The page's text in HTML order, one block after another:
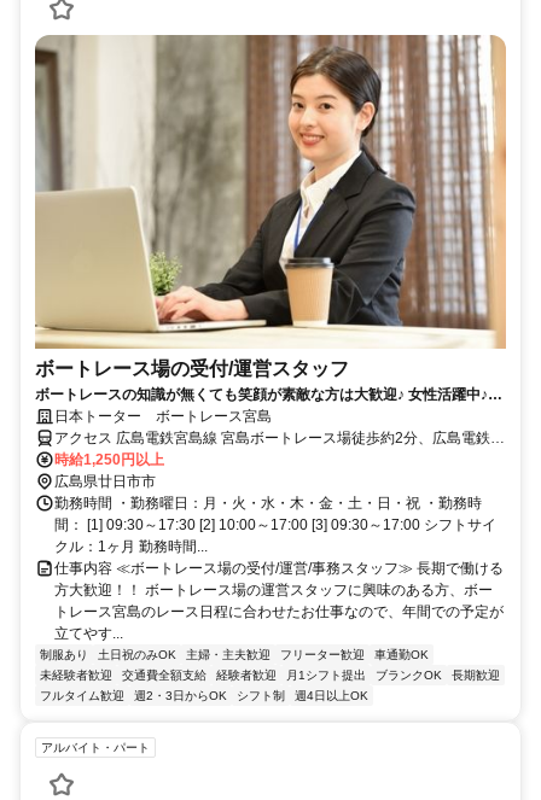
ボートレース場の受付/運営スタッフ
ボートレースの知識が無くても笑顔が素敵な方は大歓迎♪ 女性活躍中♪時
給アップで大幅スタッフ募集中！！【ご応募はWebのみ受け付けていま
す。】
日本トーター ボートレース宮島
アクセス 広島電鉄宮島線 宮島ボートレース場徒歩約2分、広島電鉄宮
島線 広電宮島口徒歩約6分、ＪＲ山陽本線 宮島口（山陽本線）徒歩約
7分
時給1,250円以上
広島県廿日市市
勤務時間 ・勤務曜日：月・火・水・木・金・土・日・祝 ・勤務時
間： [1] 09:30～17:30 [2] 10:00～17:00 [3] 09:30～17:00 シフトサイ
クル：1ヶ月 勤務時間...
仕事内容 ≪ボートレース場の受付/運営/事務スタッフ≫ 長期で働ける
方大歓迎！！ ボートレース場の運営スタッフに興味のある方、ボー
トレース宮島のレース日程に合わせたお仕事なので、年間での予定が
立てやす...
制服あり 土日祝のみOK 主婦・主夫歓迎 フリーター歓迎
車通勤OK
未経験者歓迎
交通費全額支給 経験者歓迎 月1シフト提出 ブランクOK
長期歓迎
フルタイム歓迎
週2・3日からOK シフト制 週4日以上OK
アルバイト・パート